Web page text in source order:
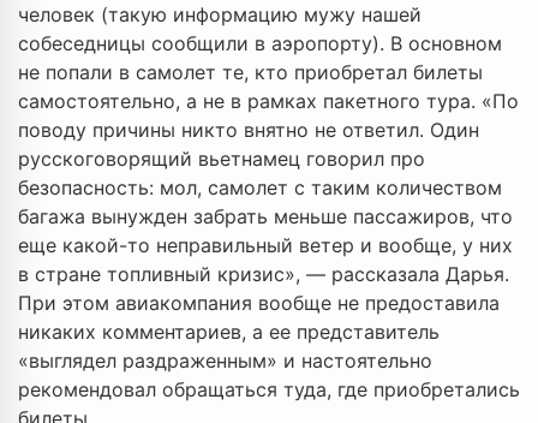
человек (такую информацию мужу нашей
собеседницы сообщили в аэропорту). В основном
не попали в самолет те, кто приобретал билеты
самостоятельно, а не в рамках пакетного тура. «По
поводу причины никто внятно не ответил. Один
русскоговорящий вьетнамец говорил про
безопасность: мол, самолет с таким количеством
багажа вынужден забрать меньше пассажиров, что
еще какой-то неправильный ветер и вообще, у них
в стране топливный кризис», — рассказала Дарья.
При этом авиакомпания вообще не предоставила
никаких комментариев, а ее представитель
«выглядел раздраженным» и настоятельно
рекомендовал обращаться туда, где приобретались